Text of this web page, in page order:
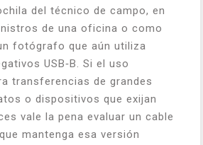
del técnico de campo, en
de una oficina o como
fotógrafo que aún utiliza
USB‑B. Si el uso
transferencias de grandes
o dispositivos que exijan
vale la pena evaluar un cable
mantenga esa versión